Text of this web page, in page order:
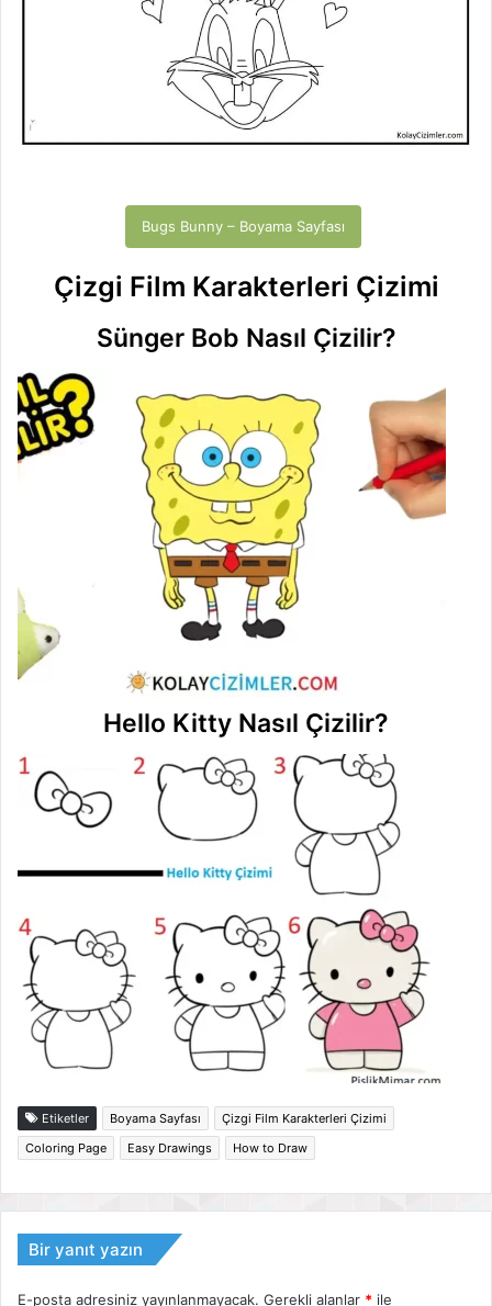
Bugs Bunny – Boyama Sayfası
Çizgi Film Karakterleri Çizimi
Sünger Bob Nasıl Çizilir?
Hello Kitty Nasıl Çizilir?
Etiketler Boyama Sayfası
Çizgi Film Karakterleri Çizimi
Coloring Page
Easy Drawings How to Draw
Bir yanıt yazın
E-posta adresiniz yayınlanmayacak. Gerekli alanlar * ile